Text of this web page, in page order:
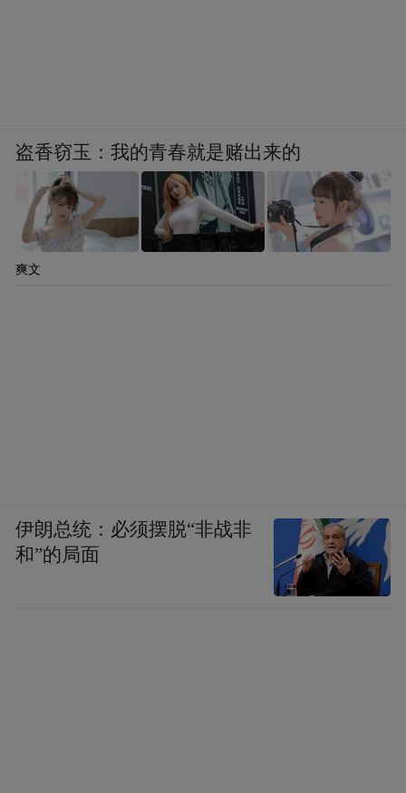
盗香窃玉：我的青春就是赌出来的
爽文
伊朗总统：必须摆脱“非战非
和”的局面